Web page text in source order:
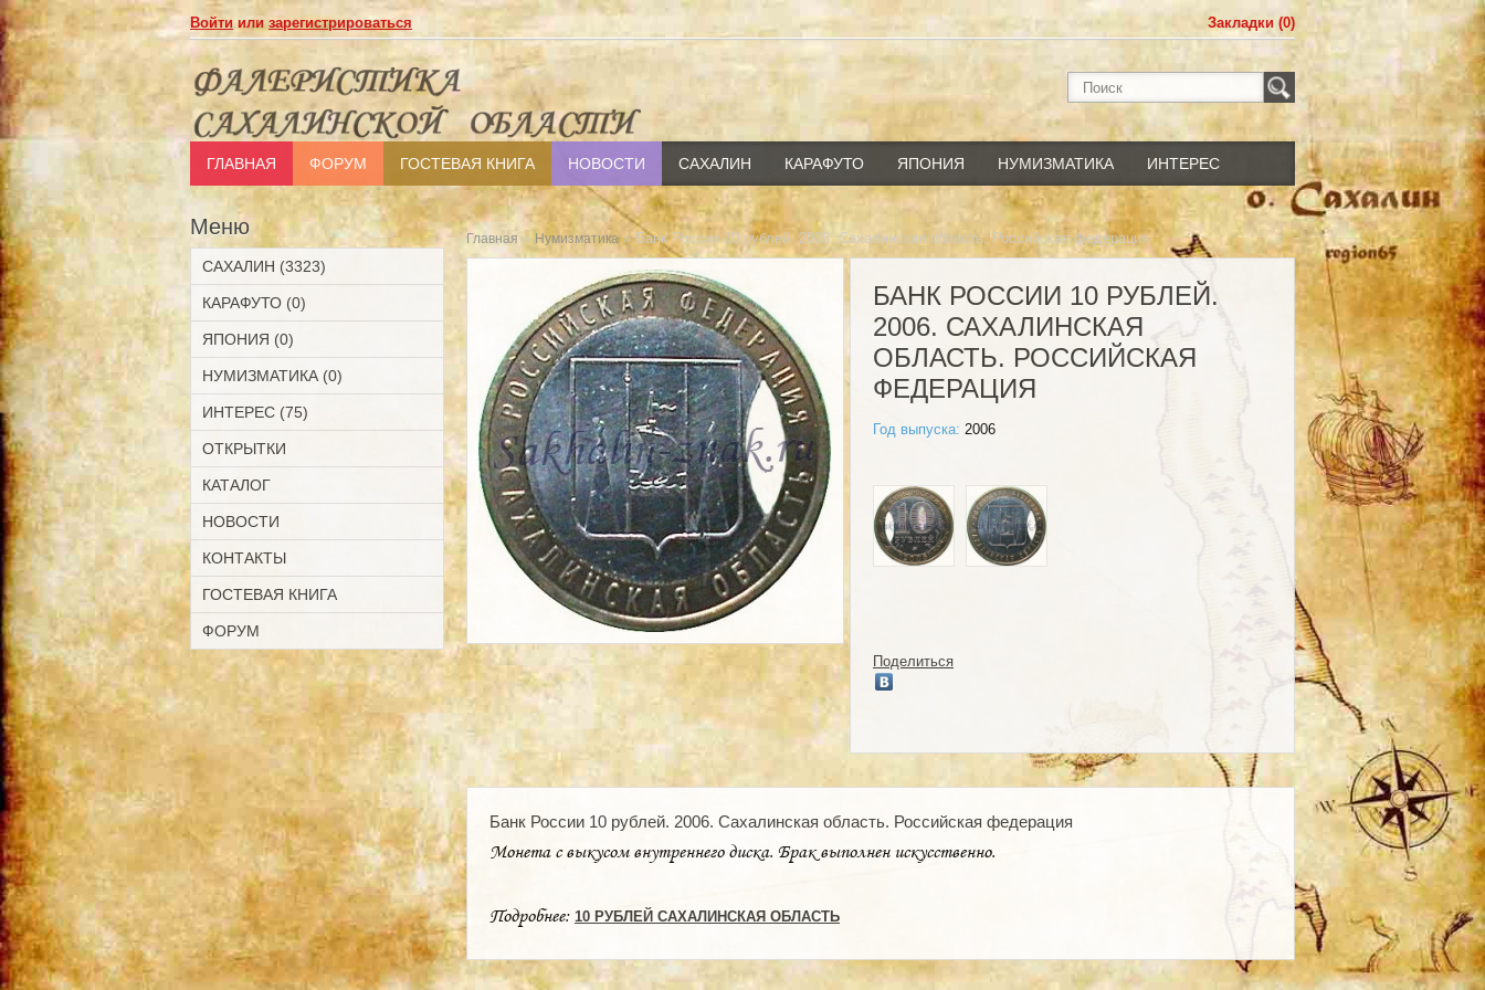
Войти илизарегистрироваться Закладки (0)
ГЛАВНАЯ ФОРУМ ГОСТЕВАЯ КНИГА НОВОСТИ САХАЛИН КАРАФУТО ЯПОНИЯ НУМИЗМАТИКА ИНТЕРЕС
Меню
САХАЛИН (3323)
КАРАФУТО (0)
ЯПОНИЯ (0)
НУМИЗМАТИКА (0)
ИНТЕРЕС (75)
ОТКРЫТКИ
КАТАЛОГ
НОВОСТИ
КОНТАКТЫ
ГОСТЕВАЯ КНИГА
ФОРУМ
Главная » Нумизматика» Банк России 10 рублей. 2006. Сахалинская область. Российская федерация
БАНК РОССИИ 10 РУБЛЕЙ.
2006. САХАЛИНСКАЯ
ОБЛАСТЬ. РОССИЙСКАЯ
ФЕДЕРАЦИЯ
Год выпуска: 2006
Поделиться
Банк России 10 рублей. 2006. Сахалинская область. Российская федерация
Монета с выкусом внутреннего диска. Брак выполнен искусственно.
Подробнее: 10 РУБЛЕЙ САХАЛИНСКАЯ ОБЛАСТЬ